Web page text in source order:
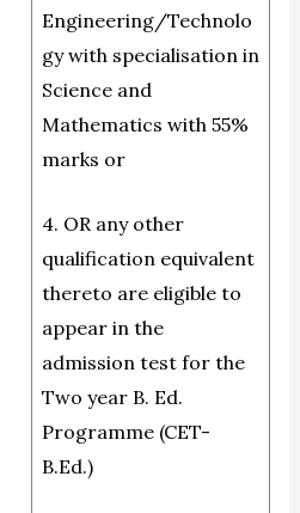
Engineering/Technolo
gy with specialisation in
Science and
Mathematics with 55%
marks or
4. OR any other
qualification equivalent
thereto are eligible to
appear in the
admission test for the
Two year B. Ed.
Programme (CET-
B.Ed.)